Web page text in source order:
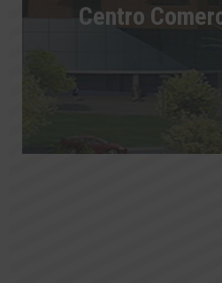
Centro